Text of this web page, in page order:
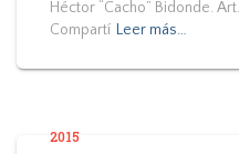
Héctor “Cacho” Bidonde.
Compartí Leer más…
2015